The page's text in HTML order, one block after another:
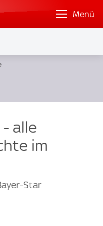
Menü
alle
im
Star